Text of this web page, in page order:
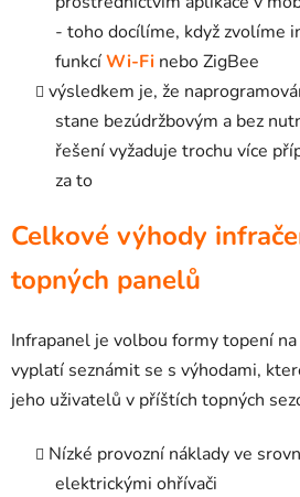
- toho docílíme, když zvolíme
funkcíWi-Fi nebo ZigBee
výsledkem je, že
stane bezúdržbovým a bez
řešení vyžaduje trochu více
za to
Celkové výhody
topných panelů
Infrapanel je volbou formy topení
vyplatí seznámit se s výhodami,
jeho uživatelů v příštích topných
Nízké provozní náklady ve
elektrickými ohřívači